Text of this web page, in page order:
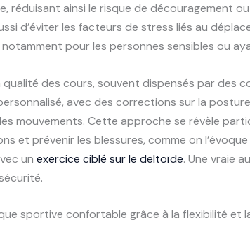
réduisant ainsi le risque de découragement
d’éviter les facteurs de stress liés au
pour les personnes sensibles ou
qualité des cours, souvent dispensés par des
avec des corrections sur la
mouvements. Cette approche se révèle
et prévenir les blessures, comme on
un exercice ciblé sur le deltoïde. Une vraie
sportive confortable grâce à la flexibilité et